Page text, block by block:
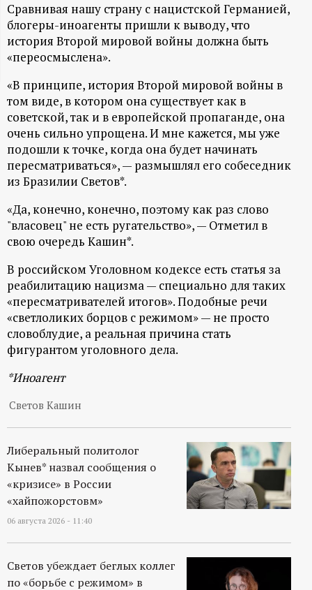
м
а
ц
и
о
н
н
ы
й
п
о
р
т
а
л
Сравнивая нашу страну с нацистской Германией,
блогеры-иноагенты пришли к выводу, что
история Второй мировой войны должна быть
«переосмыслена».
«В принципе, история Второй мировой войны в
том виде, в котором она существует как в
советской, так и в европейской пропаганде, она
очень сильно упрощена. И мне кажется, мы уже
подошли к точке, когда она будет начинать
пересматриваться», — размышлял его собеседник
из Бразилии Светов*.
«Да, конечно, конечно, поэтому как раз слово
"власовец" не есть ругательство», — Отметил в
свою очередь Кашин*.
В российском Уголовном кодексе есть статья за
реабилитацию нацизма — специально для таких
«пересматривателей итогов». Подобные речи
«светлоликих борцов с режимом» — не просто
словоблудие, а реальная причина стать
фигурантом уголовного дела.
*Иноагент
Светов Кашин
Либеральный политолог
Кынев* назвал сообщения о
«кризисе» в России
«хайпожорстовм»
06 августа 2026 - 11:40
Светов убеждает беглых коллег
по «борьбе с режимом» в